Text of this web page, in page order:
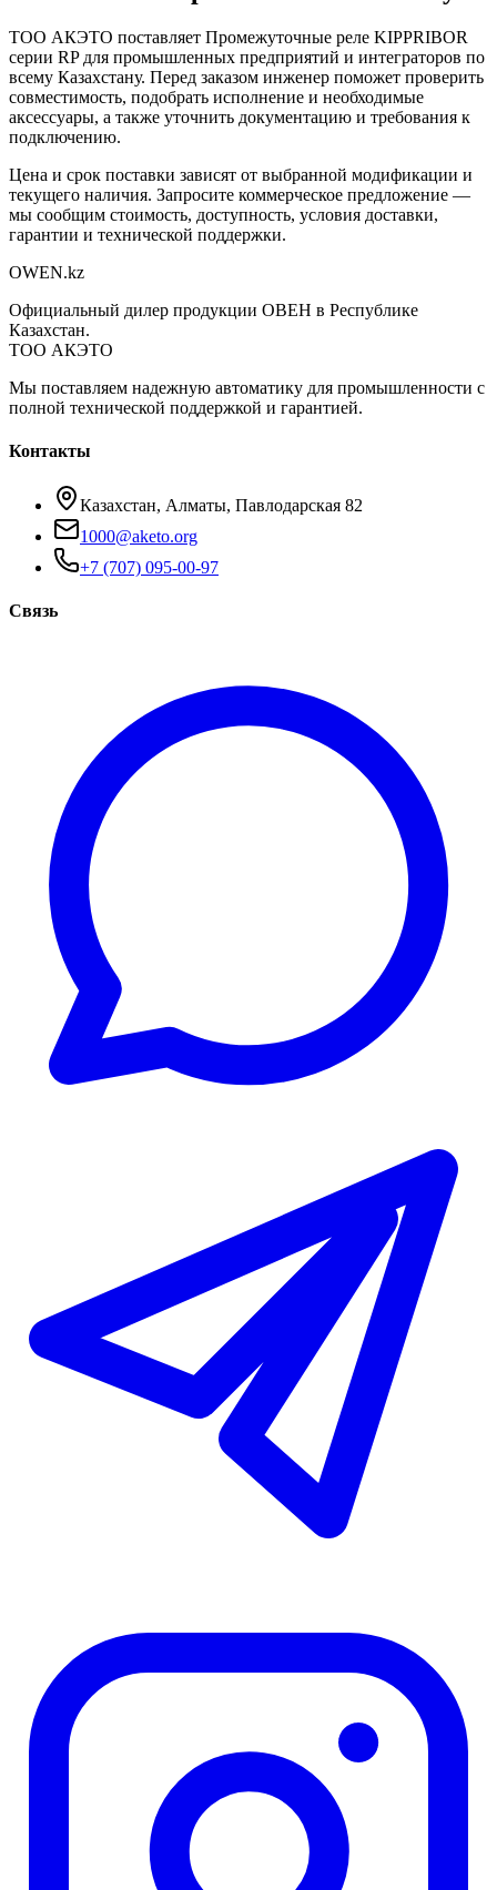
ТОО АКЭТО поставляет Промежуточные реле KIPPRIBOR
серии RPдля промышленных предприятий и интеграторов по
всему Казахстану. Перед заказом инженер поможет проверить
совместимость, подобрать исполнение и необходимые
аксессуары, а также уточнить документацию и требования к
подключению.
Цена и срок поставки зависят от выбранной модификации и
текущего наличия. Запросите коммерческое предложение —
мы сообщим стоимость, доступность, условия доставки,
гарантии и технической поддержки.
OWEN.kz
Официальный дилер продукции ОВЕН в Республике
Казахстан.
ТОО АКЭТО
Мы поставляем надежную автоматику для промышленности с
полной технической поддержкой и гарантией.
Контакты
Казахстан, Алматы, Павлодарская 82
1000@aketo.org
+7 (707) 095-00-97
Связь